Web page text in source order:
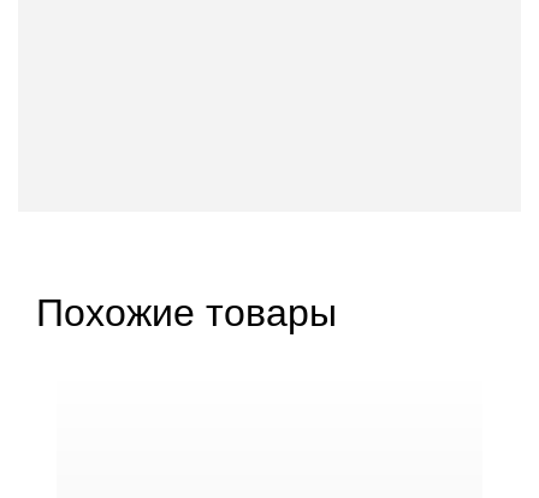
Похожие товары